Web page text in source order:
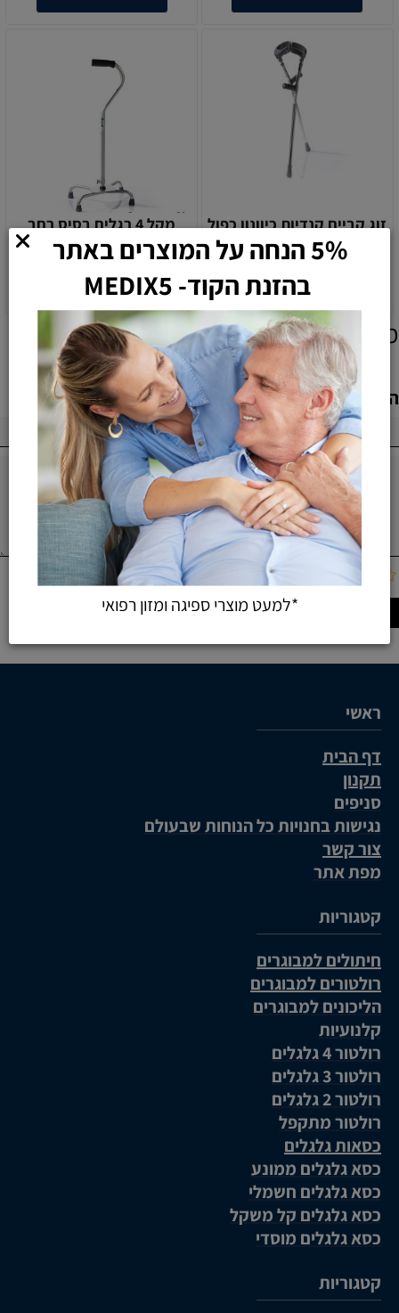
זוג קביים קנדיות כיוונון כפול
הוספה לסל
מקל 4 רגלים בסיס רחב
₪115
הוספה לסל
מוצרים אחרונים שנצפו
הוספת חוות דעת
ראשי
דף הבית
תקנון
סניפים
נגישות בחנויות כל הנוחות שבעולם
צור קשר
מפת אתר
קטגוריות
חיתולים למבוגרים
רולטורים למבוגרים
הליכונים למבוגרים
קלנועיות
רולטור 4 גלגלים
רולטור 3 גלגלים
רולטור 2 גלגלים
רולטור מתקפל
כסאות גלגלים
כסא גלגלים ממונע
כסא גלגלים חשמלי
כסא גלגלים קל משקל
כסא גלגלים מוסדי
קטגוריות
5% הנחה על המוצרים באתר
בהזנת הקוד- MEDIX5
*למעט מוצרי ספיגה ומזון רפואי